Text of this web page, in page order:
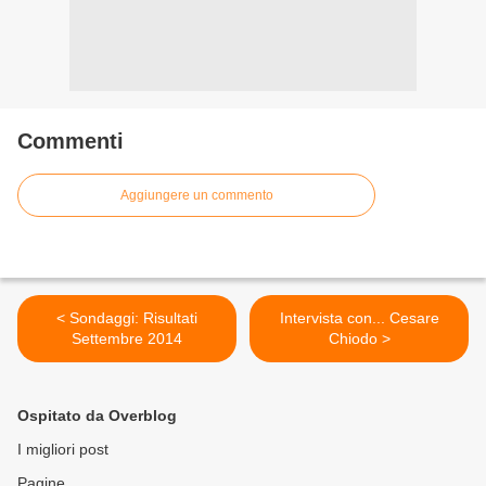
Commenti
Aggiungere un commento
< Sondaggi: Risultati
Settembre 2014
Intervista con... Cesare
Chiodo >
Ospitato da Overblog
I migliori post